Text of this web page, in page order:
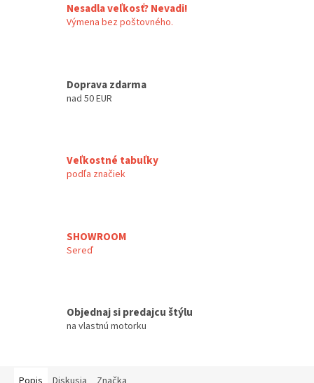
Nesadla veľkosť? Nevadi!
Výmena bez poštovného.
Doprava zdarma
nad 50 EUR
Veľkostné tabuľky
podľa značiek
SHOWROOM
Sereď
Objednaj si predajcu štýlu
na vlastnú motorku